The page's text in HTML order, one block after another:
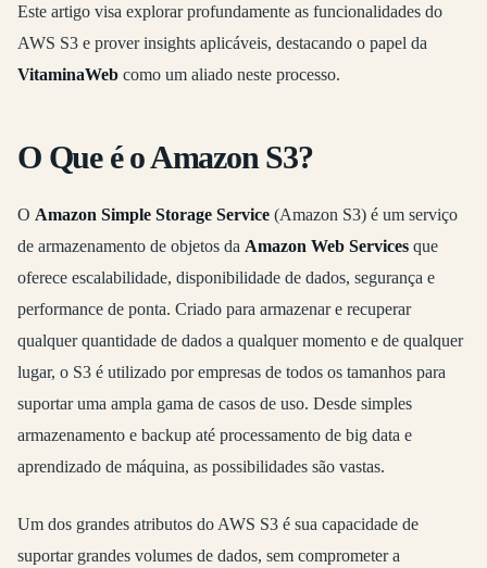
Este artigo visa explorar profundamente as funcionalidades do
AWS S3 e prover insights aplicáveis, destacando o papel da
VitaminaWeb como um aliado neste processo.
O Que é o Amazon S3?
O Amazon Simple Storage Service (Amazon S3) é um serviço
de armazenamento de objetos da Amazon Web Services que
oferece escalabilidade, disponibilidade de dados, segurança e
performance de ponta. Criado para armazenar e recuperar
qualquer quantidade de dados a qualquer momento e de qualquer
lugar, o S3 é utilizado por empresas de todos os tamanhos para
suportar uma ampla gama de casos de uso. Desde simples
armazenamento e backup até processamento de big data e
aprendizado de máquina, as possibilidades são vastas.
Um dos grandes atributos do AWS S3 é sua capacidade de
suportar grandes volumes de dados, sem comprometer a